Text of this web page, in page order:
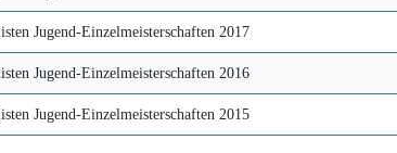
Jugend-Einzelmeisterschaften 2017
Jugend-Einzelmeisterschaften 2016
Jugend-Einzelmeisterschaften 2015